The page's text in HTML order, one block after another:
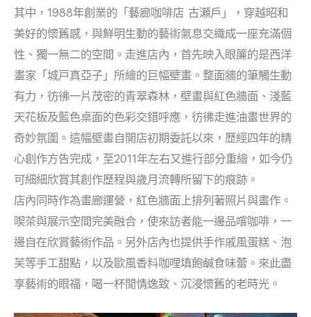
其中，1988年創業的「藝廊咖啡店 古瀬戶」，穿越昭和
美好的懷舊感，與鮮明生動的藝術氣息交織成一座充滿個
性、獨一無二的空間。走進店內，首先映入眼簾的是西洋
畫家「城戸真亞子」所繪的巨幅壁畫。整面牆的筆觸生動
有力，彷彿一片茂密的青翠森林，壁畫與紅色牆面、淺藍
天花板及藍色桌面的色彩交錯呼應，彷彿走進油畫世界的
奇妙氛圍。這幅壁畫自開店初期委託以來，歷經四年的精
心創作方告完成，至2011年左右又進行部分重繪，如今仍
可細細欣賞其創作歷程與歲月流轉所留下的痕跡。
店內同時作為畫廊運營，紅色牆面上排列著照片與畫作。
喫茶與展示空間完美融合，使來訪者能一邊品嚐咖啡，一
邊自在欣賞藝術作品。另外店內也提供手作戚風蛋糕、泡
芙等手工甜點，以及歐風香料咖哩填飽鹹食味蕾。來此盡
享藝術的眼福，喝一杯閒情逸致、沉浸懷舊的老時光。